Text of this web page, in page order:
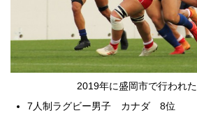
2019年に盛岡市で行われ
7人制ラグビー男子 カナダ 8位